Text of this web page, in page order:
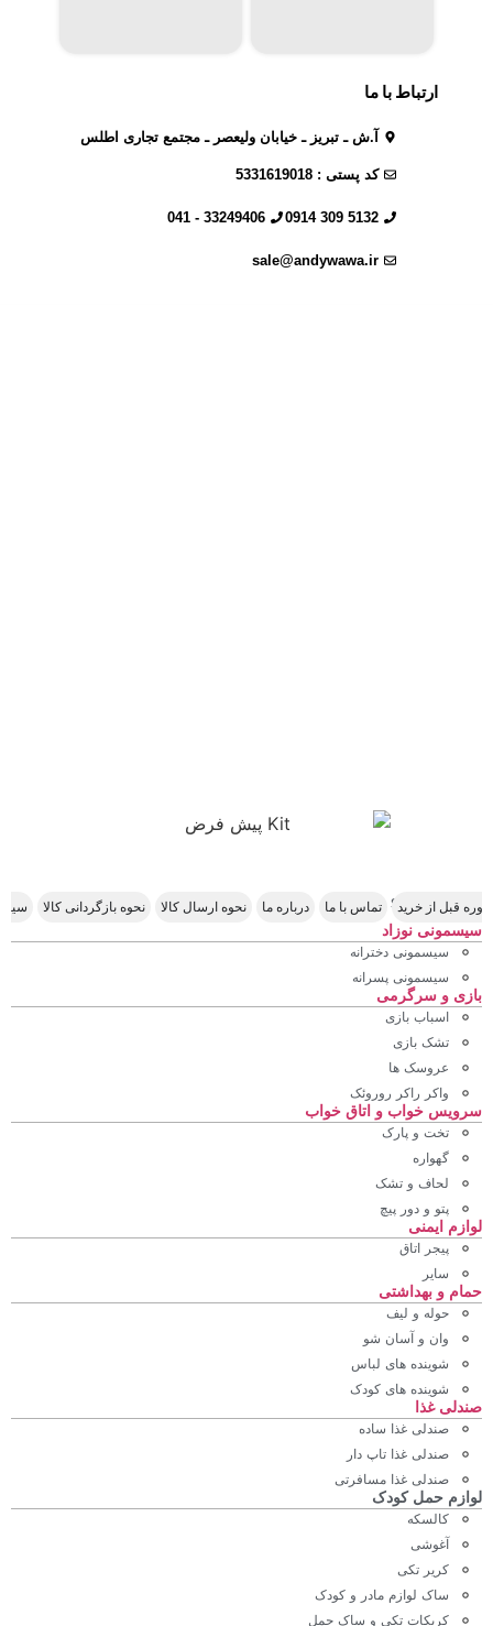
ارتباط با ما
آ.ش ـ تبریز ـ خیابان ولیعصر ـ مجتمع تجاری اطلس
کد پستی : 5331619018
5132 309 0914
33249406 - 041
sale@andywawa.ir
Scroll Right
قبل از خرید تماس با ما درباره ما نحوه ارسال کالا نحوه بازگردانی کالا
سیسمونی نوزاد
سیسمونی دخترانه
سیسمونی پسرانه
بازی و سرگرمی
اسباب بازی
تشک بازی
عروسک ها
واکر راکر روروئک
سرویس خواب و اتاق خواب
تخت و پارک
گهواره
لحاف و تشک
پتو و دور پیچ
لوازم ایمنی
پیجر اتاق
سایر
حمام و بهداشتی
حوله و لیف
وان و آسان شو
شوینده های لباس
شوینده های کودک
صندلی غذا
صندلی غذا ساده
صندلی غذا تاپ دار
صندلی غذا مسافرتی
لوازم حمل کودک
کالسکه
آغوشی
کریر تکی
ساک لوازم مادر و کودک
کریکات تکی و ساک حمل